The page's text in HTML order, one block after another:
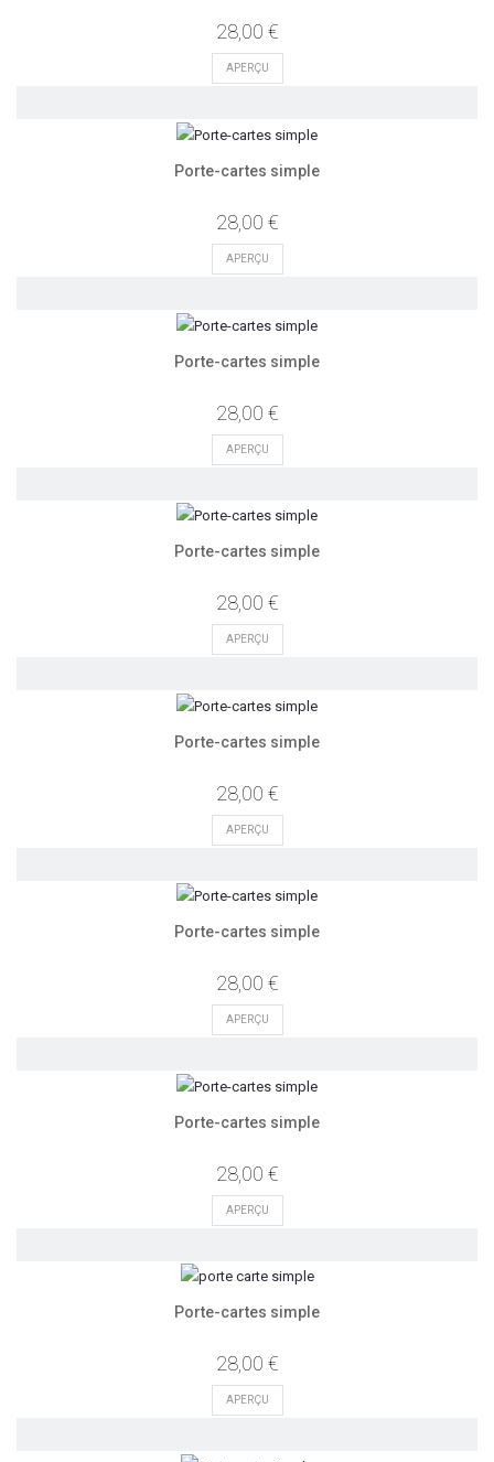
28,00 €
APERÇU
Porte-cartes simple
28,00 €
APERÇU
Porte-cartes simple
28,00 €
APERÇU
Porte-cartes simple
28,00 €
APERÇU
Porte-cartes simple
28,00 €
APERÇU
Porte-cartes simple
28,00 €
APERÇU
Porte-cartes simple
28,00 €
APERÇU
Porte-cartes simple
28,00 €
APERÇU